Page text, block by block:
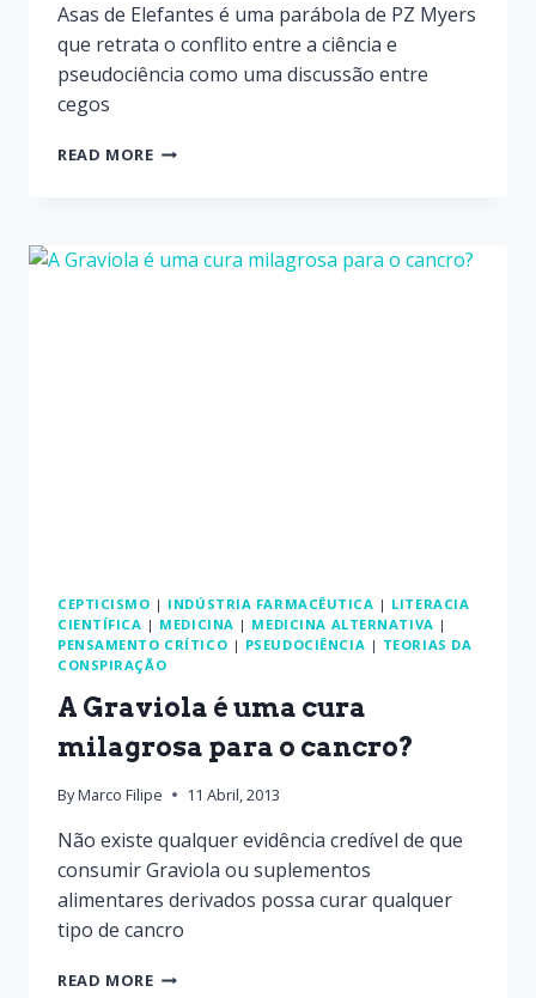
Asas de Elefantes é uma parábola de PZ Myers
que retrata o conflito entre a ciência e
pseudociência como uma discussão entre
cegos
READ MORE
CEPTICISMO | INDÚSTRIA FARMACÊUTICA | LITERACIA
CIENTÍFICA | MEDICINA | MEDICINA ALTERNATIVA |
PENSAMENTO CRÍTICO | PSEUDOCIÊNCIA | TEORIAS DA
CONSPIRAÇÃO
A Graviola é uma cura
milagrosa para o cancro?
ByMarco Filipe 11 Abril, 2013
Não existe qualquer evidência credível de que
consumir Graviola ou suplementos
alimentares derivados possa curar qualquer
tipo de cancro
READ MORE